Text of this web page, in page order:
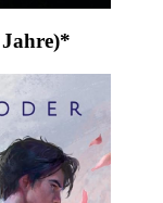
Jahre)*